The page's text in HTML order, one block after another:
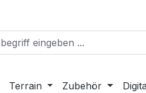
Terrain Zubehör